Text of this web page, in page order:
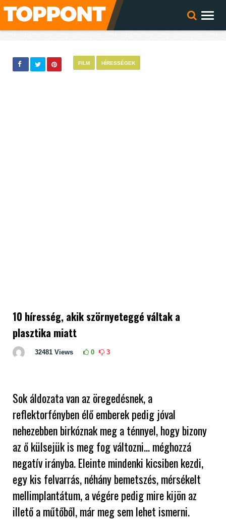
FILM HÍRESSÉGEK
10 híresség, akik szörnyeteggé váltak a
plasztika miatt
32481 Views 0 3
Sok áldozata van az öregedésnek, a
reflektorfényben élő emberek pedig jóval
nehezebben birkóznak meg a ténnyel, hogy bizony
az ő külsejük is meg fog változni… méghozzá
negatív irányba. Eleinte mindenki kicsiben kezdi,
egy kis felvarrás, néhány bemetszés, mérsékelt
mellimplantátum, a végére pedig mire kijön az
illető a műtőből, már meg sem lehet ismerni.